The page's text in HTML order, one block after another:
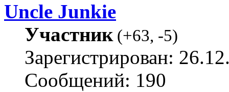
Uncle Junkie
Участник(+63, -5)
Зарегистрирован:
Сообщений: 190